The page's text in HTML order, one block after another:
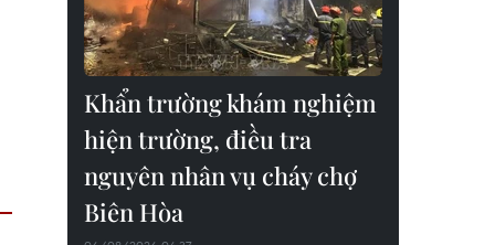
Khẩn trường khám nghiệm
hiện trường, điều tra
nguyên nhân vụ cháy chợ
Biên Hòa